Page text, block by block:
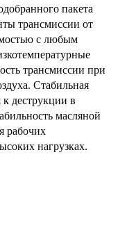
пакета
трансмиссии от
с любым
трансмиссии при
Стабильная
к деструкции в
масляной
рабочих
нагрузках.